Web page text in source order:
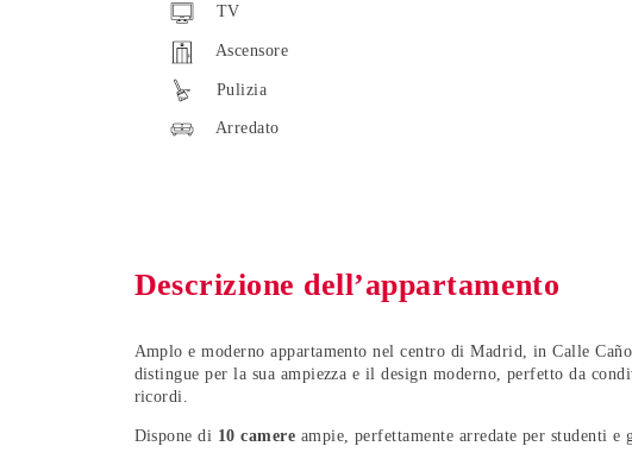
TV
Ascensore
Pulizia
Arredato
Descrizione dell’appartamento
Amplo e moderno appartamento nel centro di Madrid, in Calle
distingue per la sua ampiezza e il design moderno, perfetto da
ricordi.
Dispone di 10 camere ampie, perfettamente arredate per studenti